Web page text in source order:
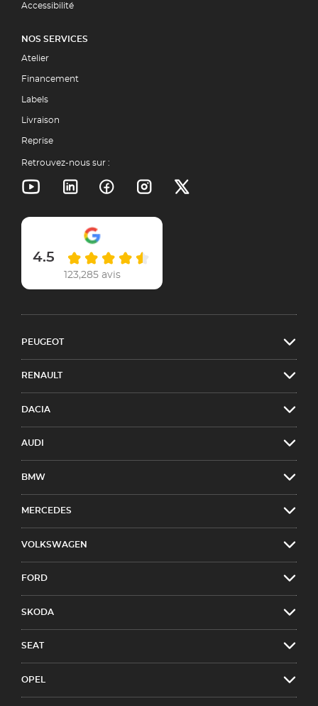
Accessibilité
NOS SERVICES
Atelier
Financement
Labels
Livraison
Reprise
Retrouvez-nous sur :
4.5
123,285 avis
PEUGEOT
RENAULT
DACIA
AUDI
BMW
MERCEDES
VOLKSWAGEN
FORD
SKODA
SEAT
OPEL